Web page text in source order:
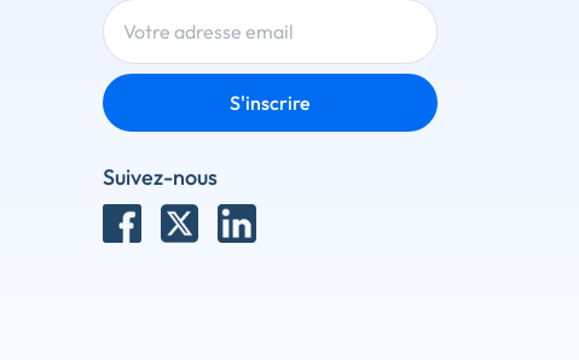
S'inscrire
Suivez-nous